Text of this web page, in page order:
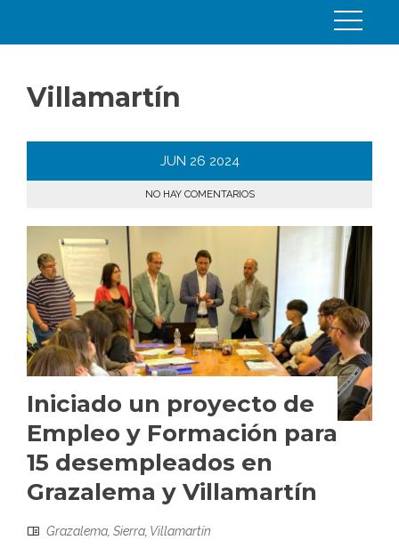
Villamartín
JUN 26 2024
NO HAY COMENTARIOS
Iniciado un proyecto de
Empleo y Formación para
15 desempleados en
Grazalema y Villamartín
Grazalema, Sierra, Villamartín